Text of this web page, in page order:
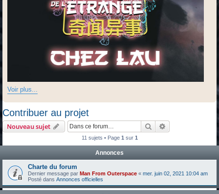
Voir plus...
Contribuer au projet
Nouveau sujet Rechercher
11 sujets • Page 1 sur 1
Annonces
Charte du forum
Dernier message par Man From Outerspace « mer. juin 02, 2021 10:04 am
Posté dans Annonces officielles